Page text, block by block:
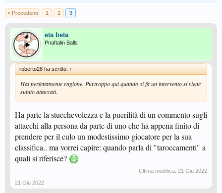
< Precedenti 1 2 3
eta beta
Pnaftalin Balls
roberto28 ha scritto: ↑
Hai perfettamente ragione. Purtroppo qui quando si fa un intervento si viene
subito attaccati.
Ha parte la stucchevolezza e la puerilità di un commento sugli
attacchi alla persona da parte di uno che ha appena finito di
prendere per il culo un modestissimo giocatore per la sua
classifica.. ma vorrei capire: quando parla di "taroccamenti" a
quali si riferisce?
Ultima modifica: 21 Giu 2022
21 Giu 2022